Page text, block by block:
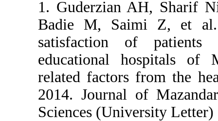
1.
Badie M,
related
2014.
Sciences